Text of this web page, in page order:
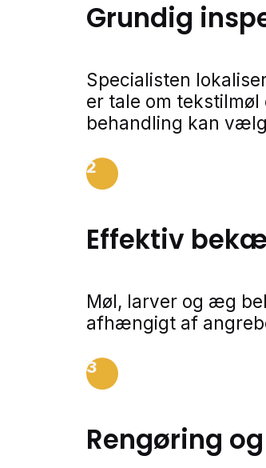
Grundig
Specialisten
er tale om
behandling kan
2
Effektiv
Møl, larver og æg
afhængigt af
3
Rengøring